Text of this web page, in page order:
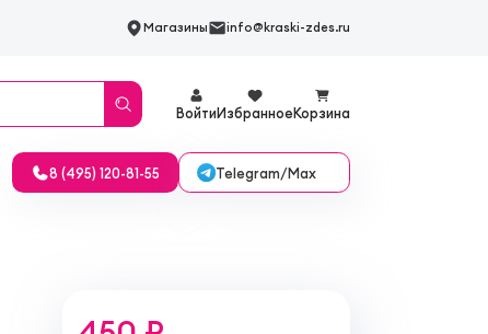
Магазины info@kraski-zdes.ru
ВойтиИзбранноеКорзина
8 (495) 120-81-55 Telegram/Max